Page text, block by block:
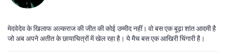
मेदवेदेव के खिलाफ अल्कराज की जीत की कोई उम्मीद नहीं। वो बस एक बूढ़ा शांत आदमी है
जो अब अपने अतीत के छायाचित्रों में खेल रहा है। ये मैच बस एक आखिरी चिंगारी है।